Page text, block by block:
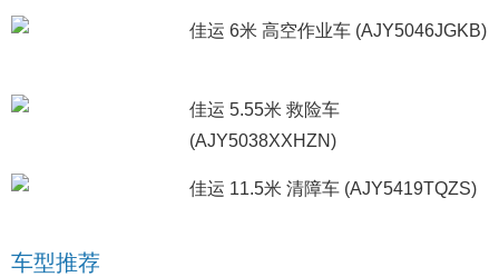
佳运 6米 高空作业车 (AJY5046JGKB)
佳运 5.55米 救险车
(AJY5038XXHZN)
佳运 11.5米 清障车 (AJY5419TQZS)
车型推荐